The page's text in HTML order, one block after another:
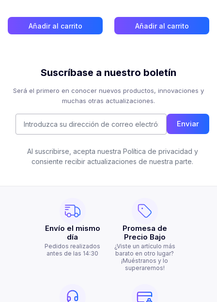
Añadir al carrito Añadir al carrito
Suscríbase a nuestro boletín
Será el primero en conocer nuevos productos, innovaciones y
muchas otras actualizaciones.
Enviar
Al suscribirse, acepta nuestra Política de privacidad y
consiente recibir actualizaciones de nuestra parte.
Envío el mismo
día
Pedidos realizados
antes de las 14:30
Promesa de
Precio Bajo
¿Viste un artículo más
barato en otro lugar?
¡Muéstranos y lo
superaremos!